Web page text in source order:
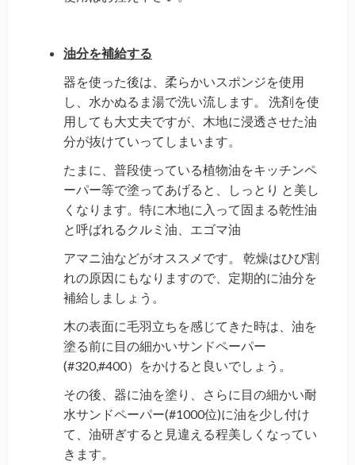
油分を補給する
器を使った後は、柔らかいスポンジを使用
し、水かぬるま湯で洗い流します。
洗剤を使
用しても大丈夫ですが、木地に浸透させた油
分が抜けていってしまいます。
たまに、普段使っている植物油をキッチンペ
ーパー等で塗ってあげると、しっとり と美し
くなります。特に木地に入って固まる乾性油
と呼ばれるクルミ油、エゴマ油
アマニ油などがオススメです。
乾燥はひび割
れの原因にもなりますので、定期的に油分を
補給しましょう。
木の表面に毛羽立ちを感じてきた時は、油を
塗る前に目の細かいサンドペーパー
(#320,#400）をかけると良いでしょう。
その後、器に油を塗り、さらに目の細かい耐
水サンドペーパー(#1000位)に油を少し付け
て、油研ぎすると見違える程美しくなってい
きます。